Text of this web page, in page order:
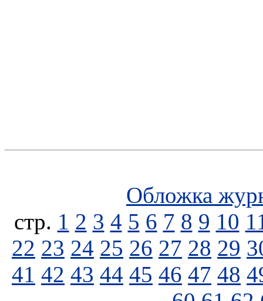
Обложка
стp. 1 2 3 4 5 6 7 8 9 10
22 23 24 25 26 27 28 29
41 42 43 44 45 46 47 48